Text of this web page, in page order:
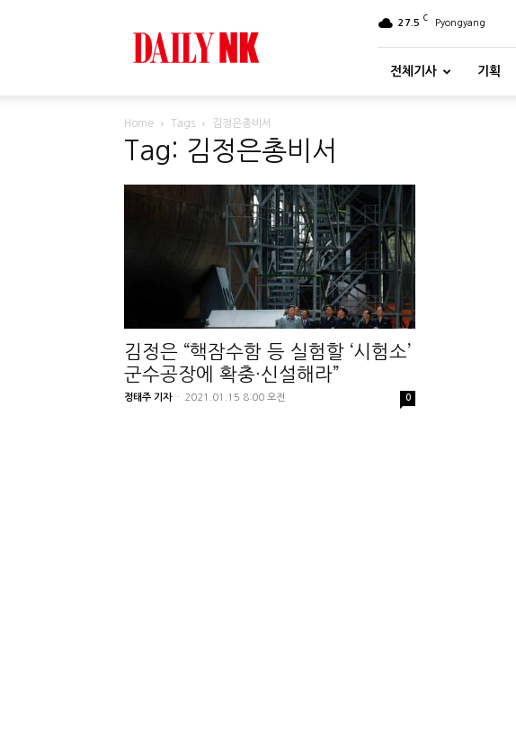
27.5 C Pyongyang
전체기사 기획
Home Tags 김정은총비서
Tag: 김정은총비서
김정은 “핵잠수함 등 실험할 ‘시험소’
군수공장에 확충·신설해라”
정태주 기자 - 2021.01.15 8:00 오전 0